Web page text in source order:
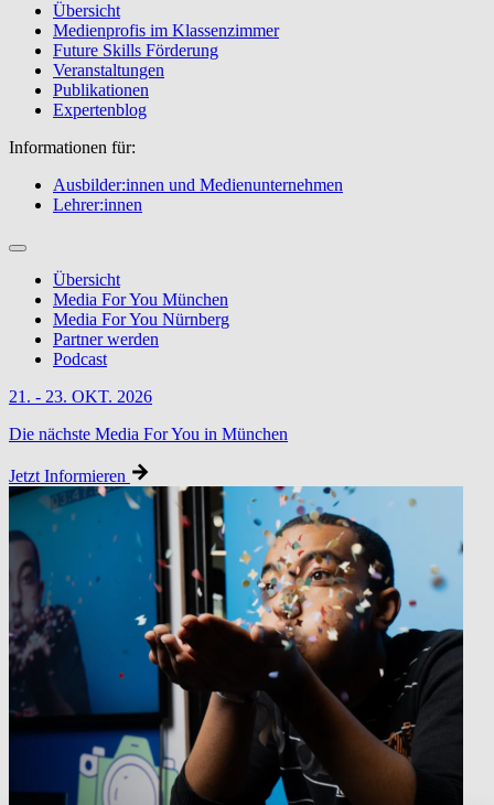
Übersicht
Medienprofis im Klassenzimmer
Future Skills Förderung
Veranstaltungen
Publikationen
Expertenblog
Informationen für:
Ausbilder:innen und Medienunternehmen
Lehrer:innen
Übersicht
Media For You München
Media For You Nürnberg
Partner werden
Podcast
21. - 23. OKT. 2026
Die nächste Media For You in München
Jetzt Informieren